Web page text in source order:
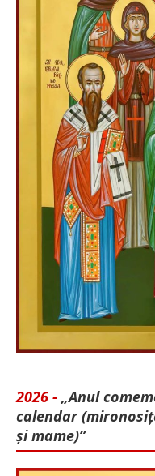
2026 - „Anul
calendar
și mame)”